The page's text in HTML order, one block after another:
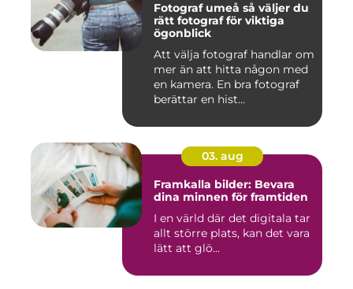
Fotograf umeå så väljer du
rätt fotograf för viktiga
ögonblick
Att välja fotograf handlar om
mer än att hitta någon med
en kamera. En bra fotograf
berättar en hist...
03. aug
Framkalla bilder: Bevara
dina minnen för framtiden
I en värld där det digitala tar
allt större plats, kan det vara
lätt att glö...